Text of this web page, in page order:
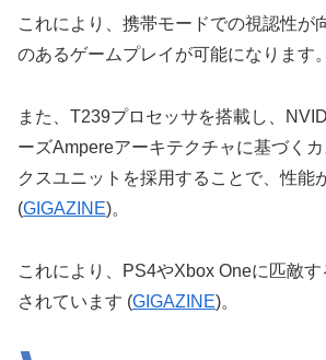
これにより、携帯モードでの視認性が
のあるゲームプレイが可能になります。
また、T239プロセッサを搭載し、
ーズAmpereアーキテクチャに基づく
クスユニットを採用することで、性能
(GIGAZINE)​。
これにより、PS4やXbox Oneに匹敵す
されています​ (GIGAZINE)​。